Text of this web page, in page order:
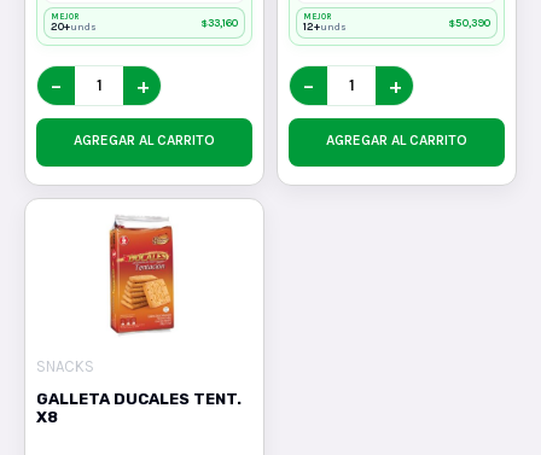
MEJOR
20+unds $33,160
− +
AGREGAR AL CARRITO
MEJOR
12+unds $50,390
− +
AGREGAR AL CARRITO
SNACKS
GALLETA DUCALES TENT.
X8